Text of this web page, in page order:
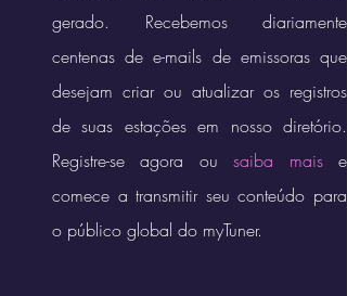
gerado. Recebemos diariamente
centenas de e-mails de emissoras que
desejam criar ou atualizar os registros
de suas estações em nosso diretório.
Registre-se agora ou saiba mais e
comece a transmitir seu conteúdo para
o público global do myTuner.